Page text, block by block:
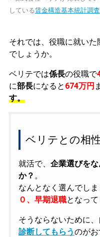
している賃金構造基本統計調査
それでは、役職に就い
でしょうか。
ベリテでは係長の役職で
に部長になると 674万円
す。
ベリテとの相
就活で、 企業選びを
か？ 。
なんとなく選んでし
０、早期退職となって
そうならないために
診断してもらうのが